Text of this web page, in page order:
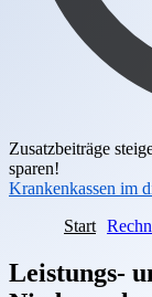
Zusatzbeiträge
sparen!
Krankenkassen im
Start
Leistungs-